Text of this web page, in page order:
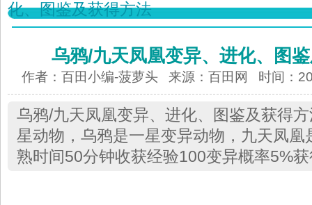
化、图鉴及获得方法
乌鸦/九天凤凰变异、进化、图
作者：百田小编-菠萝头 来源： 百田网 时间：
乌鸦/九天凤凰变异、进化、图鉴及获得
星动物，乌鸦是一星变异动物，九天凤凰
熟时间50分钟收获经验100变异概率5%